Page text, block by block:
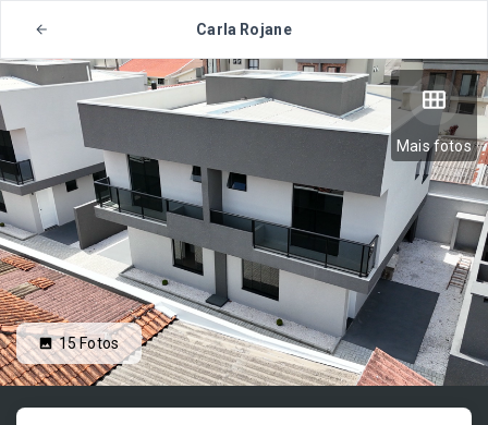
Carla Rojane
Mais fotos
15Fotos